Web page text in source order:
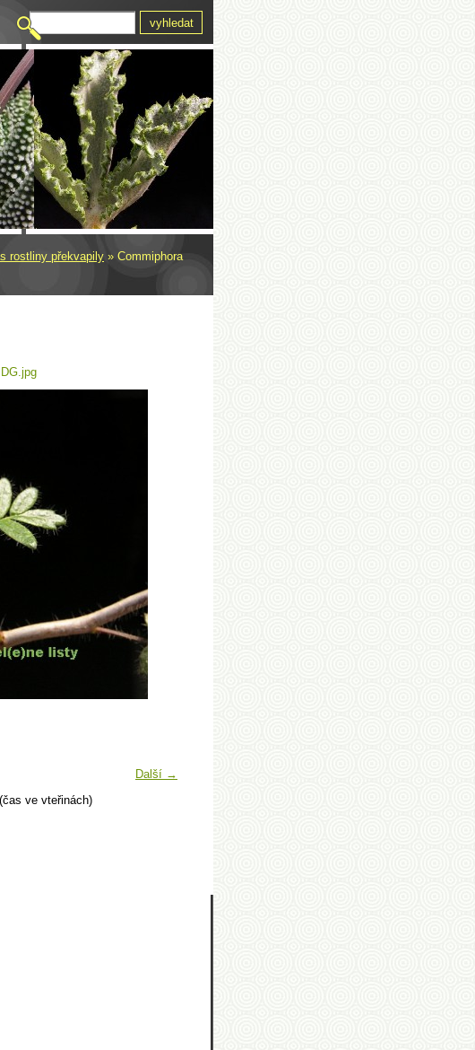
rostliny překvapily » Commiphora
Další →
(čas ve vteřinách)